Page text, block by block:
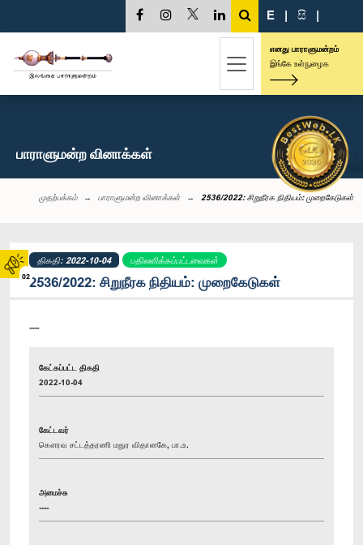
02
E | සි |
எனது பாராளுமன்றம்
இங்கே உள்நுழைக
பாராளுமன்ற வினாக்கள்
முதற்பக்கம் பாராளுமன்ற வினாக்கள் 2536/2022: சிறுநீரக நிதியம்: முறைகேடுகள்
திகதி: 2022-10-04 பதிலளிக்கப்பட்டவைகள்
2536/2022: சிறுநீரக நிதியம்: முறைகேடுகள்
----
கேட்கப்பட்ட திகதி
2022-10-04
கேட்டவர்
கௌரவ சட்டத்தரணி மதுர விதானகே, பா.உ.
அமைச்சு
----